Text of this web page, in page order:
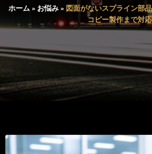
ホーム » お悩み » 図面がないスプライン部
コピー製作まで対